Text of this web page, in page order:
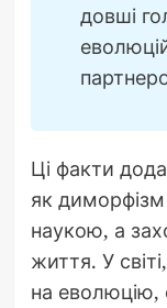
довші
Ці факти
як
наукою, а
життя. У
на еволюцію,